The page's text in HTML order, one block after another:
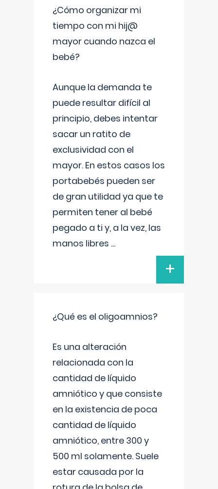
¿Cómo organizar mi
tiempo con mi hij@
mayor cuando nazca el
bebé?
Aunque la demanda te
puede resultar difícil al
principio, debes intentar
sacar un ratito de
exclusividad con el
mayor. En estos casos los
portabebés pueden ser
de gran utilidad ya que te
permiten tener al bebé
pegado a ti y, a la vez, las
manos libres ...
+
¿Qué es el oligoamnios?
Es una alteración
relacionada con la
cantidad de líquido
amniótico y que consiste
en la existencia de poca
cantidad de líquido
amniótico, entre 300 y
500 ml solamente. Suele
estar causada por la